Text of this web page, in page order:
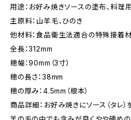
用途：お好み焼きソースの塗布、料理
主原料：山羊毛、ひのき
他材料：食品衛生法適合の特殊接着
全長：312mm
穂幅：90mm（3寸）
穂の長さ：38mm
穂の厚み：4.5mm（根本）
商品詳細：お好み焼きにソース（タレ